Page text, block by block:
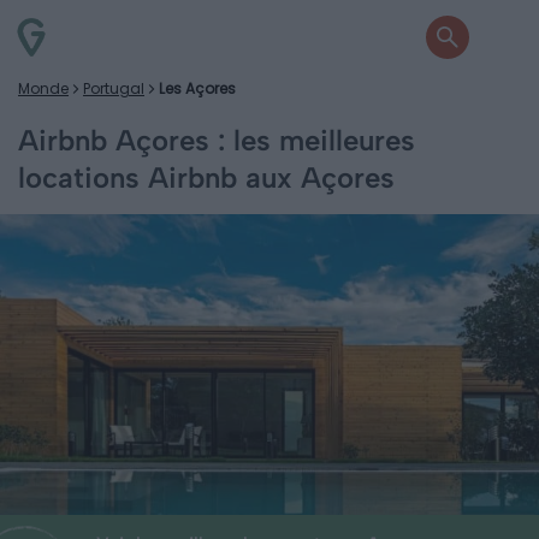
Monde Portugal Les Açores
Airbnb Açores : les meilleures
locations Airbnb aux Açores